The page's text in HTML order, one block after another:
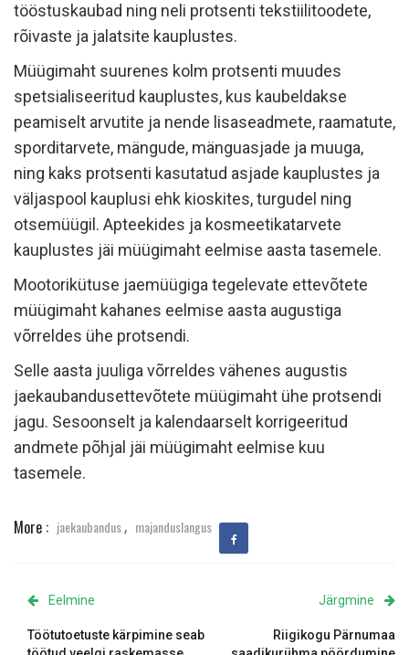
tööstuskaubad ning neli protsenti tekstiilitoodete,
rõivaste ja jalatsite kauplustes.
Müügimaht suurenes kolm protsenti muudes
spetsialiseeritud kauplustes, kus kaubeldakse
peamiselt arvutite ja nende lisaseadmete, raamatute,
sporditarvete, mängude, mänguasjade ja muuga,
ning kaks protsenti kasutatud asjade kauplustes ja
väljaspool kauplusi ehk kioskites, turgudel ning
otsemüügil. Apteekides ja kosmeetikatarvete
kauplustes jäi müügimaht eelmise aasta tasemele.
Mootorikütuse jaemüügiga tegelevate ettevõtete
müügimaht kahanes eelmise aasta augustiga
võrreldes ühe protsendi.
Selle aasta juuliga võrreldes vähenes augustis
jaekaubandusettevõtete müügimaht ühe protsendi
jagu. Sesoonselt ja kalendaarselt korrigeeritud
andmete põhjal jäi müügimaht eelmise kuu
tasemele.
More : jaekaubandus, majanduslangus
Eelmine
Töötutoetuste kärpimine seab
Järgmine
Riigikogu Pärnumaa